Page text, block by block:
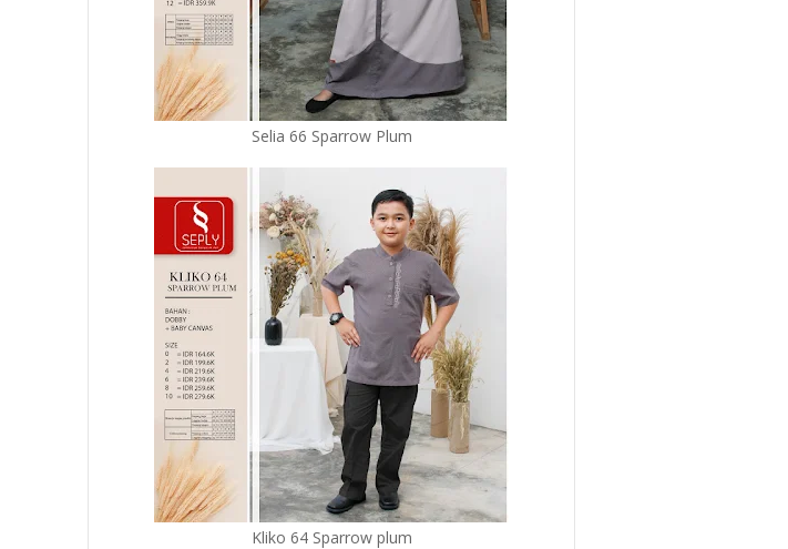
Selia 66 Sparrow Plum
Kliko 64 Sparrow plum